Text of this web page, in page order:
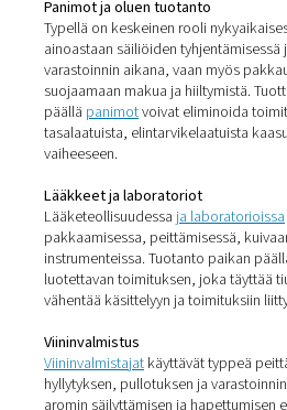
Kyky tuottaa typpeä tarpeen
paineella on korvaamaton
kyse tuotteiden laadun
suojaamisesta tai tuotannon
paikan päällä tarjoaa
kuhunkin sovellukseen.
3D-tulostus
Additiivisessavalmistuksessa
inerttejä ympäristöjä, jotka
aikana – erityisesti titaanin
metallien kanssa. Typen
kaasun laadun, tukee
päätyosia ja parempaa
tulostukseen.